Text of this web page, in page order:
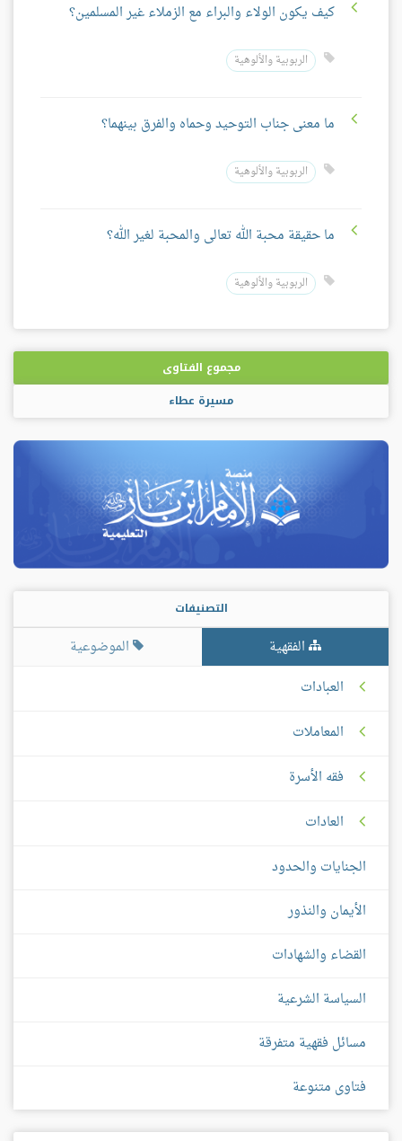
كيف يكون الولاء والبراء مع الزملاء غير المسلمين؟
الربوبية والألوهية
ما معنى جناب التوحيد وحماه والفرق بينهما؟
الربوبية والألوهية
ما حقيقة محبة الله تعالى والمحبة لغير الله؟
الربوبية والألوهية
مجموع الفتاوى
مسيرة عطاء
التصنيفات
الفقهية
الموضوعية
العبادات
المعاملات
فقه الأسرة
العادات
الجنايات والحدود
الأيمان والنذور
القضاء والشهادات
السياسة الشرعية
مسائل فقهية متفرقة
فتاوى متنوعة